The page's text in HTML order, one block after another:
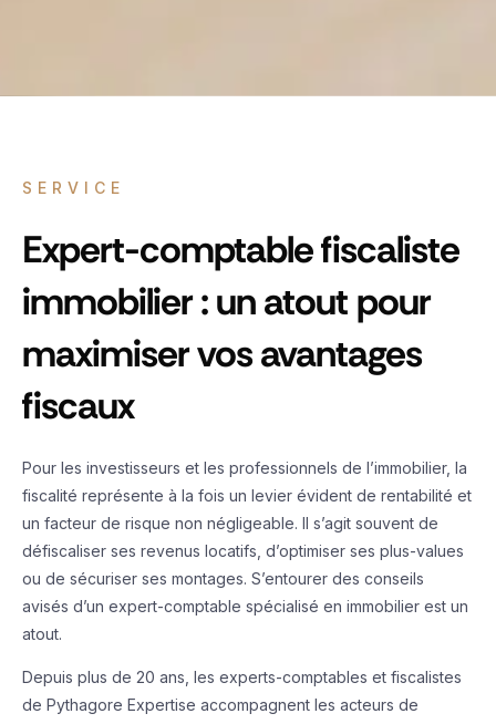
SERVICE
Expert-comptable fiscaliste
immobilier : un atout pour
maximiser vos avantages
fiscaux
Pour les investisseurs et les professionnels de l’immobilier, la
fiscalité représente à la fois un levier évident de rentabilité et
un facteur de risque non négligeable. Il s’agit souvent de
défiscaliser ses revenus locatifs, d’optimiser ses plus-values
ou de sécuriser ses montages. S’entourer des conseils
avisés d’un expert-comptable spécialisé en immobilier est un
atout.
Depuis plus de 20 ans, les experts-comptables et fiscalistes
de Pythagore Expertise accompagnent les acteurs de